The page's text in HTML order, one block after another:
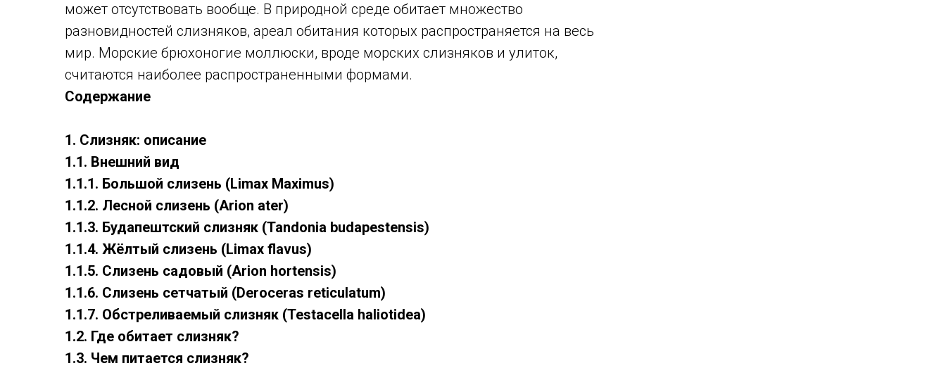
может отсутствовать вообще. В природной среде обитает множество
разновидностей слизняков, ареал обитания которых распространяется на весь
мир. Морские брюхоногие моллюски, вроде морских слизняков и улиток,
считаются наиболее распространенными формами.
Содержание
1. Слизняк: описание
1.1. Внешний вид
1.1.1. Большой слизень (Limax Maximus)
1.1.2. Лесной слизень (Arion ater)
1.1.3. Будапештский слизняк (Tandonia budapestensis)
1.1.4. Жёлтый слизень (Limax flavus)
1.1.5. Слизень садовый (Arion hortensis)
1.1.6. Слизень сетчатый (Deroceras reticulatum)
1.1.7. Обстреливаемый слизняк (Testacella haliotidea)
1.2. Где обитает слизняк?
1.3. Чем питается слизняк?